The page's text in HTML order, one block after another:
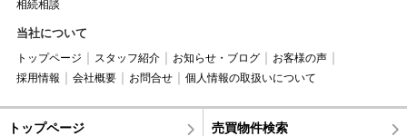
相続相談
当社について
トップページ スタッフ紹介 お知らせ・ブログ
お客様の声
採用情報
会社概要 お問合せ 個人情報の取扱いについて
トップページ 売買物件検索